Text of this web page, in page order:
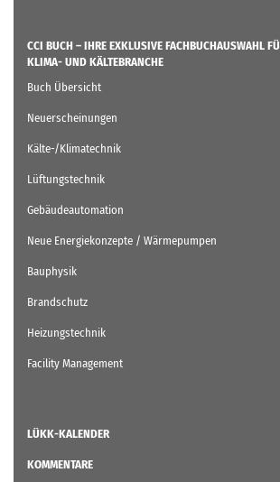
CCI BUCH – IHRE EXKLUSIVE FACHBUCHAUSWAHL
KLIMA- UND KÄLTEBRANCHE
Buch Übersicht
Neuerscheinungen
Kälte-/Klimatechnik
Lüftungstechnik
Gebäudeautomation
Neue Energiekonzepte / Wärmepumpen
Bauphysik
Brandschutz
Heizungstechnik
Facility Management
LÜKK-KALENDER
KOMMENTARE